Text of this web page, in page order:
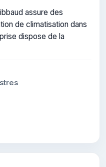
assure des
de climatisation dans
dispose de la